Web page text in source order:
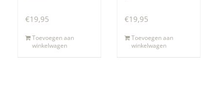
€19,95
Toevoegen aan
winkelwagen
€19,95
Toevoegen aan
winkelwagen